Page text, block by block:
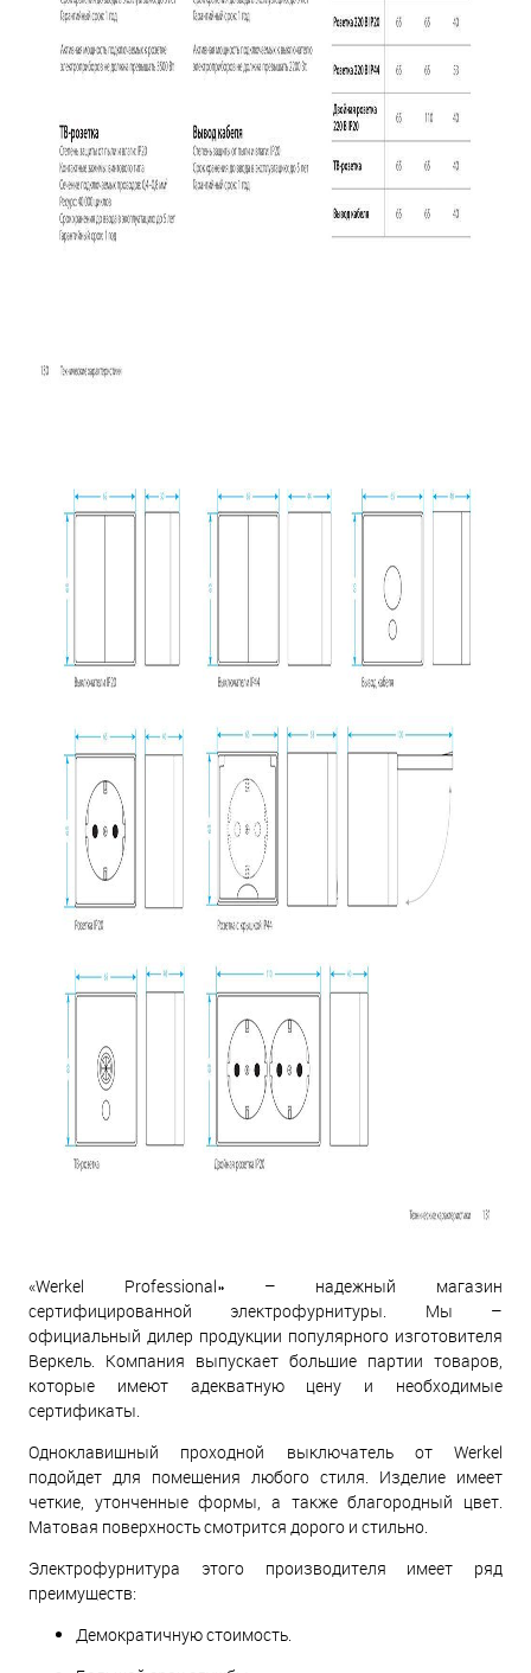
«Werkel Professional» – надежный магазин
сертифицированной электрофурнитуры. Мы –
официальный дилер продукции популярного изготовителя
Веркель. Компания выпускает большие партии товаров,
которые имеют адекватную цену и необходимые
сертификаты.
Одноклавишный проходной выключатель от Werkel
подойдет для помещения любого стиля. Изделие имеет
четкие, утонченные формы, а также благородный цвет.
Матовая поверхность смотрится дорого и стильно.
Электрофурнитура этого производителя имеет ряд
преимуществ:
Демократичную стоимость.